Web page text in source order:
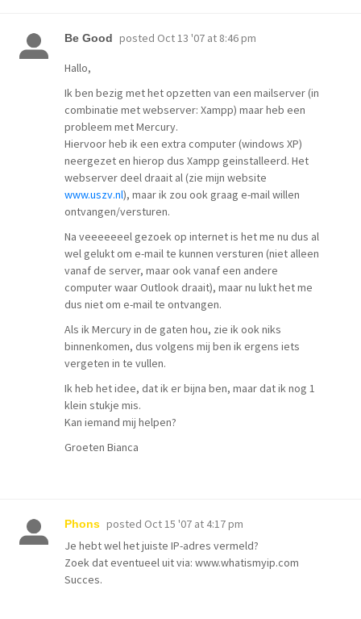
Be Good posted Oct 13 '07 at 8:46 pm
Hallo,
Ik ben bezig met het opzetten van een mailserver (in
combinatie met webserver: Xampp) maar heb een
probleem met Mercury.
Hiervoor heb ik een extra computer (windows XP)
neergezet en hierop dus Xampp geinstalleerd. Het
webserver deel draait al (zie mijn website
www.uszv.nl), maar ik zou ook graag e-mail willen
ontvangen/versturen.
Na veeeeeeel gezoek op internet is het me nu dus al
wel gelukt om e-mail te kunnen versturen (niet alleen
vanaf de server, maar ook vanaf een andere
computer waar Outlook draait), maar nu lukt het me
dus niet om e-mail te ontvangen.
Als ik Mercury in de gaten hou, zie ik ook niks
binnenkomen, dus volgens mij ben ik ergens iets
vergeten in te vullen.
Ik heb het idee, dat ik er bijna ben, maar dat ik nog 1
klein stukje mis.
Kan iemand mij helpen?
Groeten Bianca
Phons posted Oct 15 '07 at 4:17 pm
Je hebt wel het juiste IP-adres vermeld?
Zoek dat eventueel uit via: www.whatismyip.com
Succes.